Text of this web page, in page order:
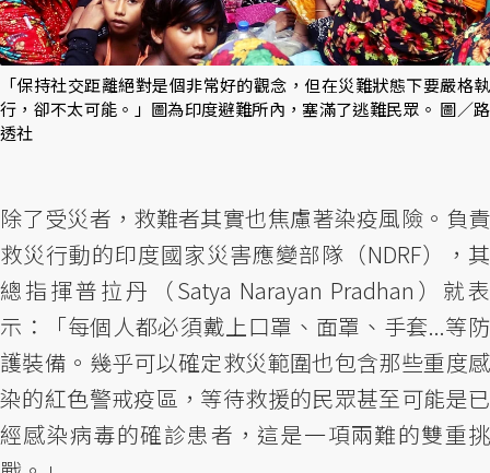
「保持社交距離絕對是個非常好的觀念，但在災難狀態下要嚴格執
行，卻不太可能。」圖為印度避難所內，塞滿了逃難民眾。 圖／路
透社
除了受災者，救難者其實也焦慮著染疫風險。負責
救災行動的印度國家災害應變部隊（NDRF），其
總指揮普拉丹（Satya Narayan Pradhan）就表
示：「每個人都必須戴上口罩、面罩、手套...等防
護裝備。幾乎可以確定救災範圍也包含那些重度感
染的紅色警戒疫區，等待救援的民眾甚至可能是已
經感染病毒的確診患者，這是一項兩難的雙重挑